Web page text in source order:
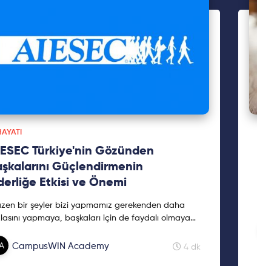
Türkiye'nin Gözünden
Güçlendirmenin
Etkisi ve Önemi
bir şeyler bizi yapmamız gerekenden daha
yapmaya, başkaları için de faydalı olmaya
yazımızda!
CampusWIN Academy 4 dk